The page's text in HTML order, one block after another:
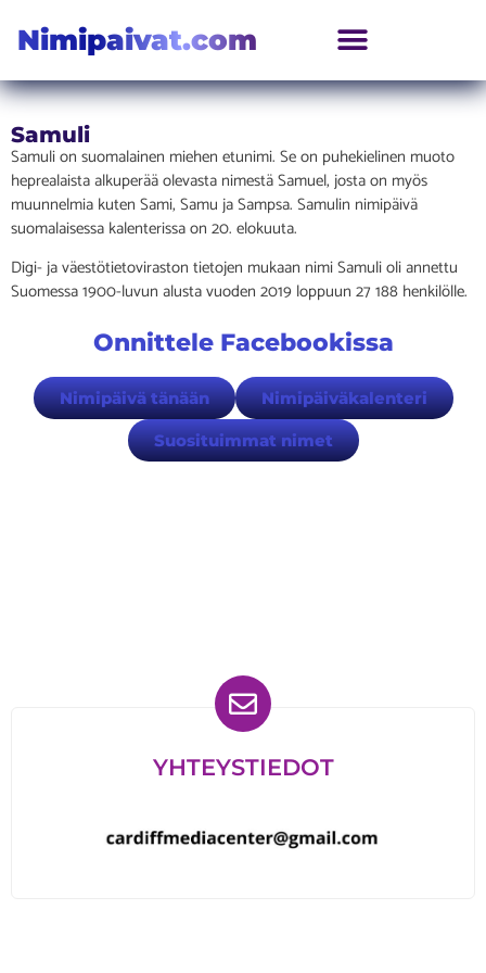
Nimipaivat.com
Samuli
Samuli on suomalainen miehen etunimi. Se on puhekielinen muoto
heprealaista alkuperää olevasta nimestä Samuel, josta on myös
muunnelmia kuten Sami, Samu ja Sampsa. Samulin nimipäivä
suomalaisessa kalenterissa on 20. elokuuta.
Digi- ja väestötietoviraston tietojen mukaan nimi Samuli oli annettu
Suomessa 1900-luvun alusta vuoden 2019 loppuun 27 188 henkilölle.
Onnittele Facebookissa
Nimipäivä tänään Nimipäiväkalenteri
Suosituimmat nimet
YHTEYSTIEDOT